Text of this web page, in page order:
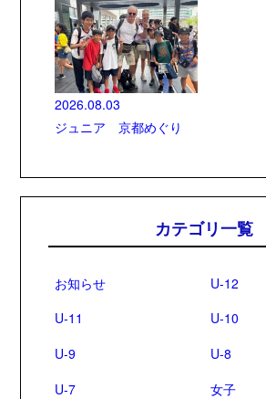
2026.08.03
ジュニア 京都めぐり
カテゴリ一覧
お知らせ
U-12
U-11
U-10
U-9
U-8
U-7
女子